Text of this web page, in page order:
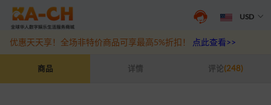
USD
游戏充值福利来袭，王者、和平精英、原神等热门游戏充值折扣最高
优惠天天享！全场非特价商品可享最高5%折扣！ 点此查看>>
商品 详情 评论(248)